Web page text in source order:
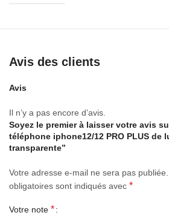
Avis des clients
Avis
Il n’y a pas encore d’avis.
Soyez le premier à laisser votre avis
téléphone iphone12/12 PRO PLUS de
transparente”
Votre adresse e-mail ne sera pas publiée.
obligatoires sont indiqués avec *
Votre note *